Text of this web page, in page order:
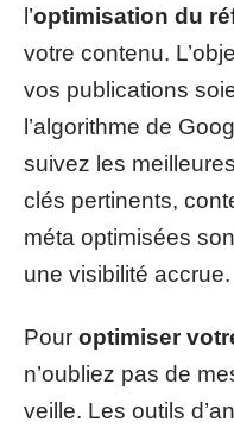
l’optimisation du
votre contenu.
vos publications
l’algorithme de
suivez les
clés pertinents,
méta optimisées
une visibilité accrue.
Pour optimiser
n’oubliez pas de
veille. Les outils